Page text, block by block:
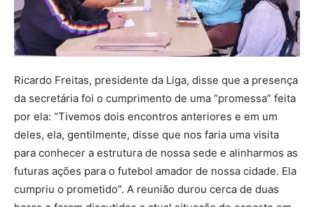
Ricardo Freitas, presidente da Liga, disse que a presença
da secretária foi o cumprimento de uma “promessa” feita
por ela: “Tivemos dois encontros anteriores e em um
deles, ela, gentilmente, disse que nos faria uma visita
para conhecer a estrutura de nossa sede e alinharmos as
futuras ações para o futebol amador de nossa cidade. Ela
cumpriu o prometido”. A reunião durou cerca de duas